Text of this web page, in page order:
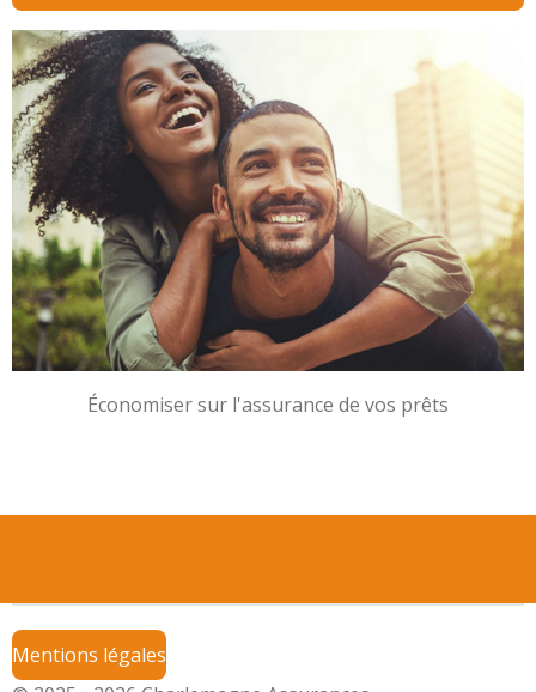
Économiser sur l'assurance de vos prêts
Mentions légales